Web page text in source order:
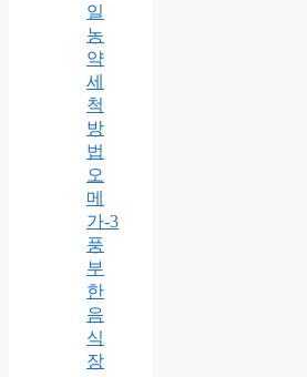
일
농
약
세
척
방
법
오
메
가-3
풍
부
한
음
식
장